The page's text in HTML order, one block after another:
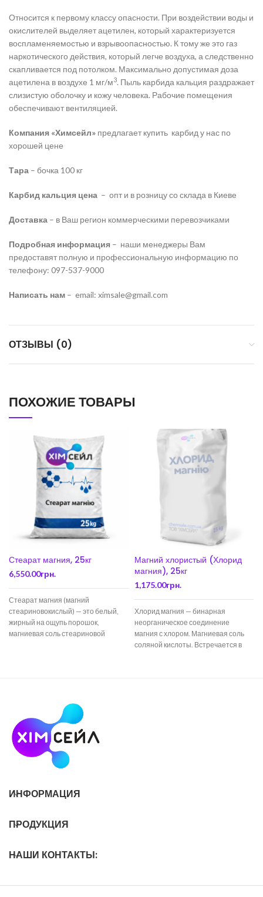
Относится к первому классу опасности. При воздействии воды и
окислителей выделяет ацетилен, который характеризуется
воспламеняемостью и взрывоопасностью. К тому же это газ
наркотического действия, который легче воздуха, а следственно
скапливается под потолком. Максимально допустимая доза
ацетилена в воздухе 1 мг/м3. Пыль карбида кальция раздражает
слизистую оболочку и кожу человека. Рабочие помещения
обеспечивают вентиляцией.
Компания «Химсейл» предлагает купить карбид у нас по
хорошей цене
Тара – бочка 100 кг
Карбид кальция цена – опт и в розницу со склада в Киеве
Доставка – в Ваш регион коммерческими перевозчиками
Подробная информация – наши менеджеры Вам
предоставят полную и профессиональную информацию по
телефону: 097-537-9000
Написать нам – email: ximsale@gmail.com
ОТЗЫВЫ (0)
ПОХОЖИЕ ТОВАРЫ
Стеарат магния, 25кг
6,550.00грн.
Стеарат магния (магний
стеариновокислый) — это белый,
жирный на ощупь порошок,
магниевая соль стеариновой
Магний хлористый (Хлорид
магния), 25кг
1,175.00грн.
Хлорид магния — бинарная
неорганическое соединение
магния с хлором. Магниевая соль
соляной кислоты. Встречается в
ИНФОРМАЦИЯ
ПРОДУКЦИЯ
НАШИ КОНТАКТЫ: